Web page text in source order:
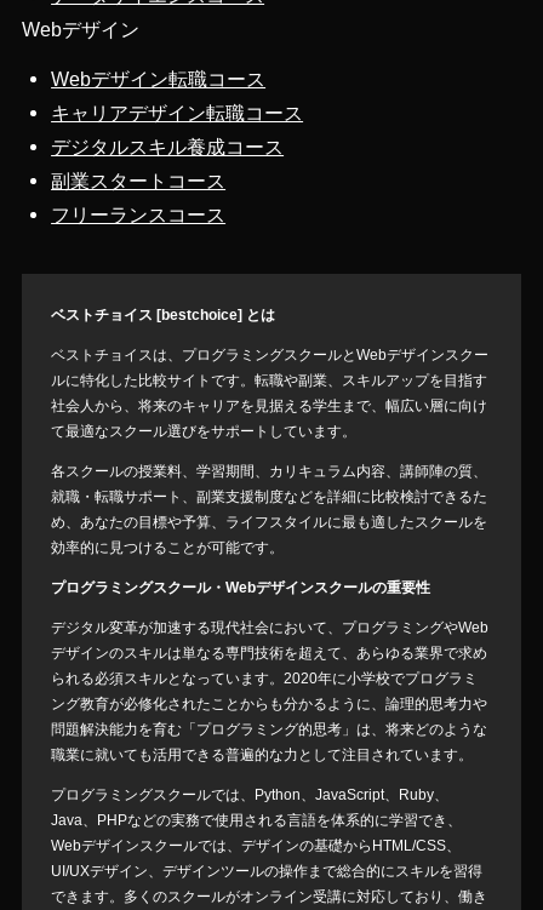
Webデザイン
Webデザイン転職コース
キャリアデザイン転職コース
デジタルスキル養成コース
副業スタートコース
フリーランスコース
ベストチョイス [bestchoice] とは
ベストチョイスは、プログラミングスクールとWebデザインスクー
ルに特化した比較サイトです。転職や副業、スキルアップを目指す
社会人から、将来のキャリアを見据える学生まで、幅広い層に向け
て最適なスクール選びをサポートしています。
各スクールの授業料、学習期間、カリキュラム内容、講師陣の質、
就職・転職サポート、副業支援制度などを詳細に比較検討できるた
め、あなたの目標や予算、ライフスタイルに最も適したスクールを
効率的に見つけることが可能です。
プログラミングスクール・Webデザインスクールの重要性
デジタル変革が加速する現代社会において、プログラミングやWeb
デザインのスキルは単なる専門技術を超えて、あらゆる業界で求め
られる必須スキルとなっています。2020年に小学校でプログラミ
ング教育が必修化されたことからも分かるように、論理的思考力や
問題解決能力を育む「プログラミング的思考」は、将来どのような
職業に就いても活用できる普遍的な力として注目されています。
プログラミングスクールでは、Python、JavaScript、Ruby、
Java、PHPなどの実務で使用される言語を体系的に学習でき、
Webデザインスクールでは、デザインの基礎からHTML/CSS、
UI/UXデザイン、デザインツールの操作まで総合的にスキルを習得
できます。多くのスクールがオンライン受講に対応しており、働き